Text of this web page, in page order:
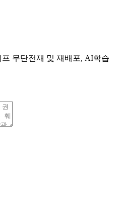
무단전재 및 재배포, AI학습